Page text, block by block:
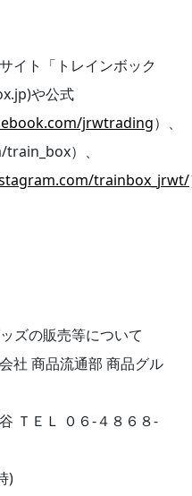
イト「トレインボック
や公式
jrwtrading）、
）、
trainbox_jrwt/
ズの販売等について
社 商品流通部 商品グル
ＴＥＬ ０６-４８６８-
)